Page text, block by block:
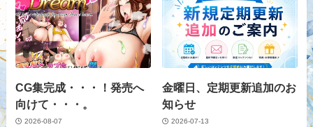
CG集完成・・・！発売へ
向けて・・・。
2026-08-07
金曜日、定期更新追加のお
知らせ
2026-07-13